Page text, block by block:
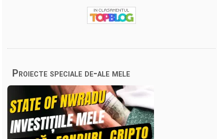
Proiecte speciale de-ale mele